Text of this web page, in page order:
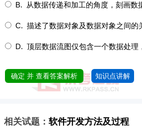
B. 从数据传递和加工的角度，刻画数
C. 描述了数据对象及数据对象之间的
D. 顶层数据流图仅包含一个数据处理
确定 并 查看答案解析 知识点讲解
相关试题： 软件开发方法及过程